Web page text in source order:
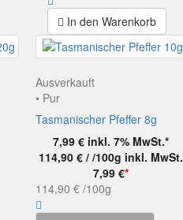
In den Warenkorb
Ausverkauft
• Pur
Tasmanischer Pfeffer 8g
7,99 € inkl. 7% MwSt.*
114,90 € / /100g inkl. MwSt.
7,99 €*
114,90 € /100g